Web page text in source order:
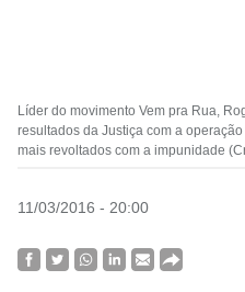
Líder do movimento Vem pra Rua,
resultados da Justiça com a
mais revoltados com a impunidade
11/03/2016 - 20:00